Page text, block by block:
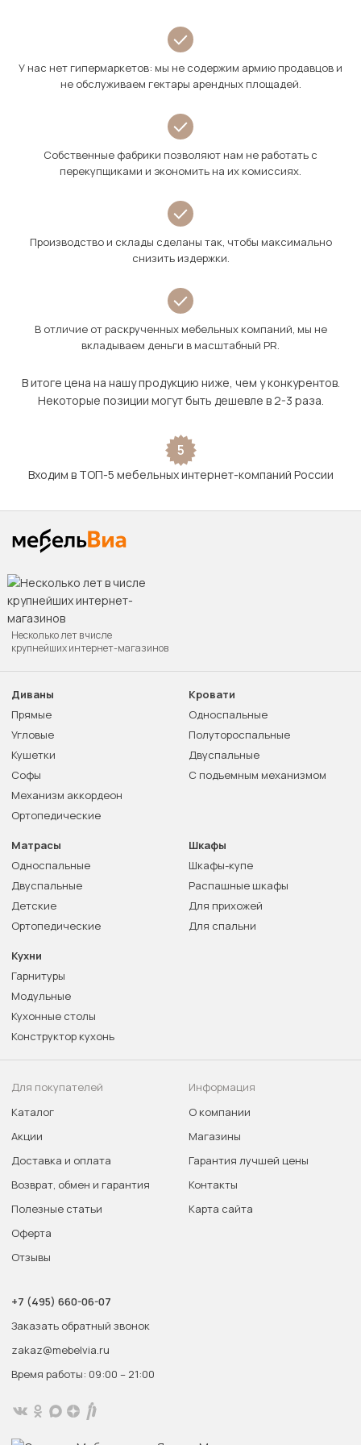
У нас нет гипермаркетов: мы не содержим армию продавцов и
не обслуживаем гектары арендных площадей.
Собственные фабрики позволяют нам не работать с
перекупщиками и экономить на их комиссиях.
Производство и склады сделаны так, чтобы максимально
снизить издержки.
В отличие от раскрученных мебельных компаний, мы не
вкладываем деньги в масштабный PR.
В итоге цена на нашу продукцию ниже, чем у конкурентов.
Некоторые позиции могут быть дешевле в 2-3 раза.
5
Входим в ТОП-5 мебельных интернет-компаний России
Несколько лет в числе
крупнейших интернет-магазинов
Диваны
Прямые
Угловые
Кушетки
Софы
Механизм аккордеон
Ортопедические
Кровати
Односпальные
Полутороспальные
Двуспальные
С подъемным механизмом
Матрасы
Односпальные
Двуспальные
Детские
Ортопедические
Шкафы
Шкафы-купе
Распашные шкафы
Для прихожей
Для спальни
Кухни
Гарнитуры
Модульные
Кухонные столы
Конструктор кухонь
Для покупателей
Каталог
Акции
Доставка и оплата
Возврат, обмен и гарантия
Полезные статьи
Оферта
Отзывы
Информация
О компании
Магазины
Гарантия лучшей цены
Контакты
Карта сайта
+7 (495) 660-06-07
Заказать обратный звонок
zakaz@mebelvia.ru
Время работы: 09:00 – 21:00